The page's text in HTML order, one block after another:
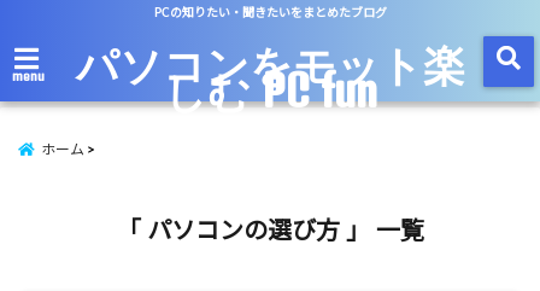
PCの知りたい・聞きたいをまとめたブログ
menu パソコンをモット楽
しむ PC fun
ホーム
「 パソコンの選び方 」 一覧